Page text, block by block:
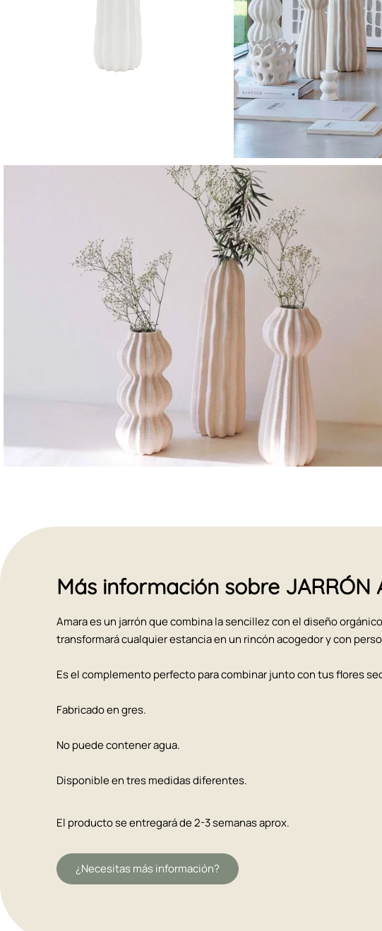
Más información sobre JARRÓN
Amara es un jarrón que combina la sencillez con el diseño
transformará cualquier estancia en un rincón acogedor y con
Es el complemento perfecto para combinar junto con tus flores
Fabricado en gres.
No puede contener agua.
Disponible en tres medidas diferentes.
El producto se entregará de 2-3 semanas aprox.
¿Necesitas más información?